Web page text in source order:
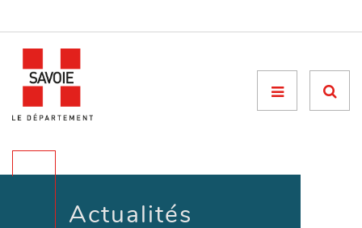
Menu

Actualités